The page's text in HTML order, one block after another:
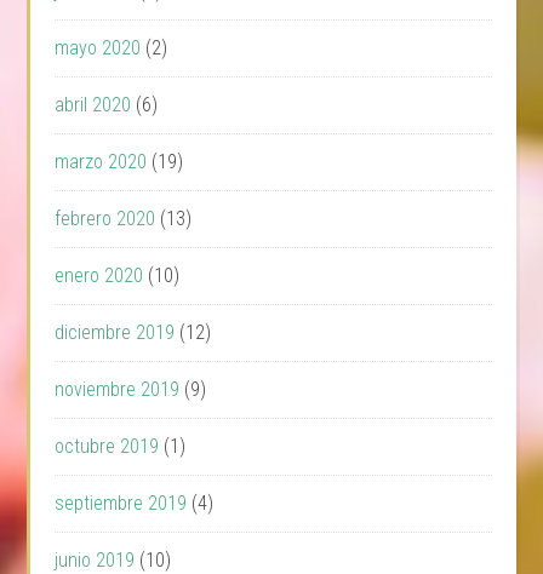
mayo 2020 (2)
abril 2020 (6)
marzo 2020 (19)
febrero 2020 (13)
enero 2020 (10)
diciembre 2019 (12)
noviembre 2019 (9)
octubre 2019 (1)
septiembre 2019 (4)
junio 2019 (10)